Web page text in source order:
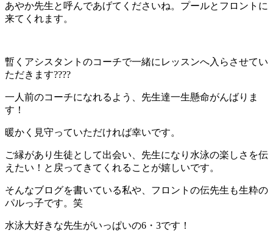
あやか先生と呼んであげてくださいね。プールとフロントに
来てくれます。
暫くアシスタントのコーチで一緒にレッスンへ入らさせてい
ただきます????
一人前のコーチになれるよう、先生達一生懸命がんばりま
す！
暖かく見守っていただければ幸いです。
ご縁があり生徒として出会い、先生になり水泳の楽しさを伝
えたい！と戻ってきてくれることが嬉しいです。
そんなブログを書いている私や、フロントの伝先生も生粋の
パルっ子です。笑
水泳大好きな先生がいっぱいの6・3です！